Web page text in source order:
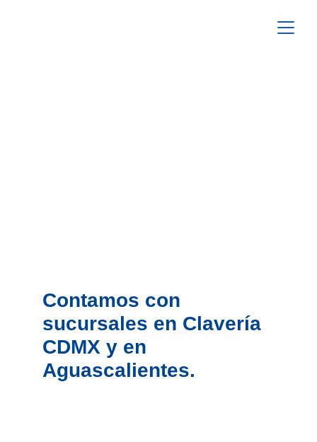
Contamos con
sucursales en Clavería
CDMX y en
Aguascalientes.